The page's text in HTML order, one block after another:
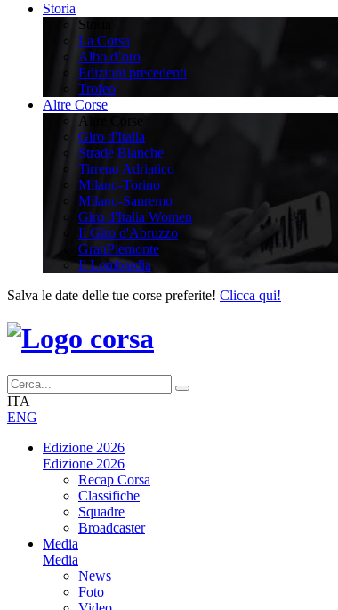
Storia
Storia
La Corsa
Albo d’oro
Edizioni precedenti
Trofeo
Altre Corse
Altre Corse
Giro d'Italia
Strade Bianche
Tirreno Adriatico
Milano-Torino
Milano-Sanremo
Giro d'Italia Women
Il Giro d'Abruzzo
GranPiemonte
Il Lombardia
Salva le date delle tue corse preferite! Clicca qui!
ITA
ENG
Edizione 2026
Edizione 2026
Recap Corsa
Classifiche
Squadre
Broadcaster
Media
Media
News
Foto